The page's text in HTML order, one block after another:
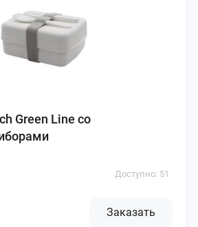
Green Line со
Доступно: 51
Заказать